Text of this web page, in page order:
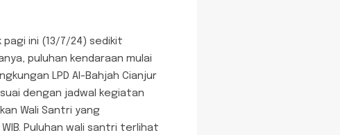
pagi ini (13/7/24) sedikit
puluhan kendaraan mulai
LPD Al-Bahjah Cianjur
dengan jadwal kegiatan
Wali Santri yang
WIB. Puluhan wali santri terlihat